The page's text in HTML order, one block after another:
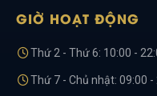
GIỜ HOẠT ĐỘNG
Thứ 2 - Thứ 6: 10:00 -
Thứ 7 - Chủ nhật: 09:00 -